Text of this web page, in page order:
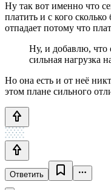
Ну так вот именно что
платить и с кого
отпадает потому что
Ну, и добавлю, что
сильная нагрузка
Но она есть и от неё
этом плане сильного
Ответить